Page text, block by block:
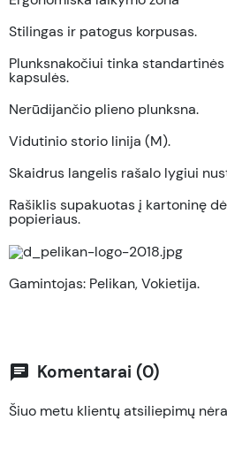
Stilingas ir patogus korpusas.
Plunksnakočiui tinka
kapsulės.
Nerūdijančio plieno plunksna.
Vidutinio storio linija (M).
Skaidrus langelis rašalo lygiui
Rašiklis supakuotas į kartoninę
popieriaus.
Gamintojas: Pelikan, Vokietija.
chat Komentarai (0)
Šiuo metu klientų atsiliepimų